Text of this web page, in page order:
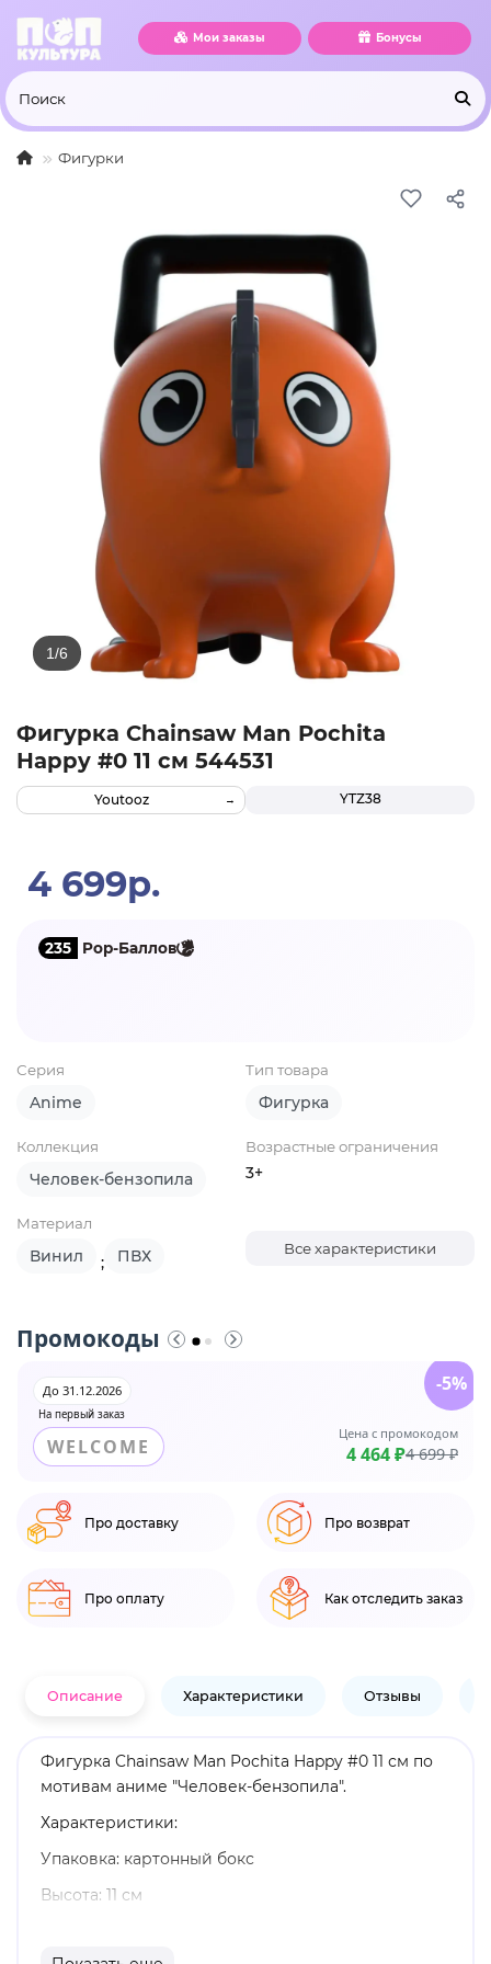
Мои заказы Бонусы
Фигурки
Фигурка Chainsaw Man Pochita
Happy #0 11 см 544531
YTZ38
Youtooz
4 699р.
235 Pop-Баллов
Серия
Anime
Тип товара
Фигурка
Коллекция
Человек-бензопила
Возрастные ограничения
3+
Материал
Винил ; ПВХ Все характеристики
Промокоды
На первый заказ
До 31.12.2026
WELCOME
Цена с промокодом
4 464 ₽4 699 ₽
-5%
Про доставку Про возврат
Про оплату Как отследить заказ
Описание Характеристики Отзывы
Фигурка Chainsaw Man Pochita Happy #0 11 см по
мотивам аниме "Человек-бензопила".
Характеристики:
Упаковка: картонный бокс
Высота: 11 см